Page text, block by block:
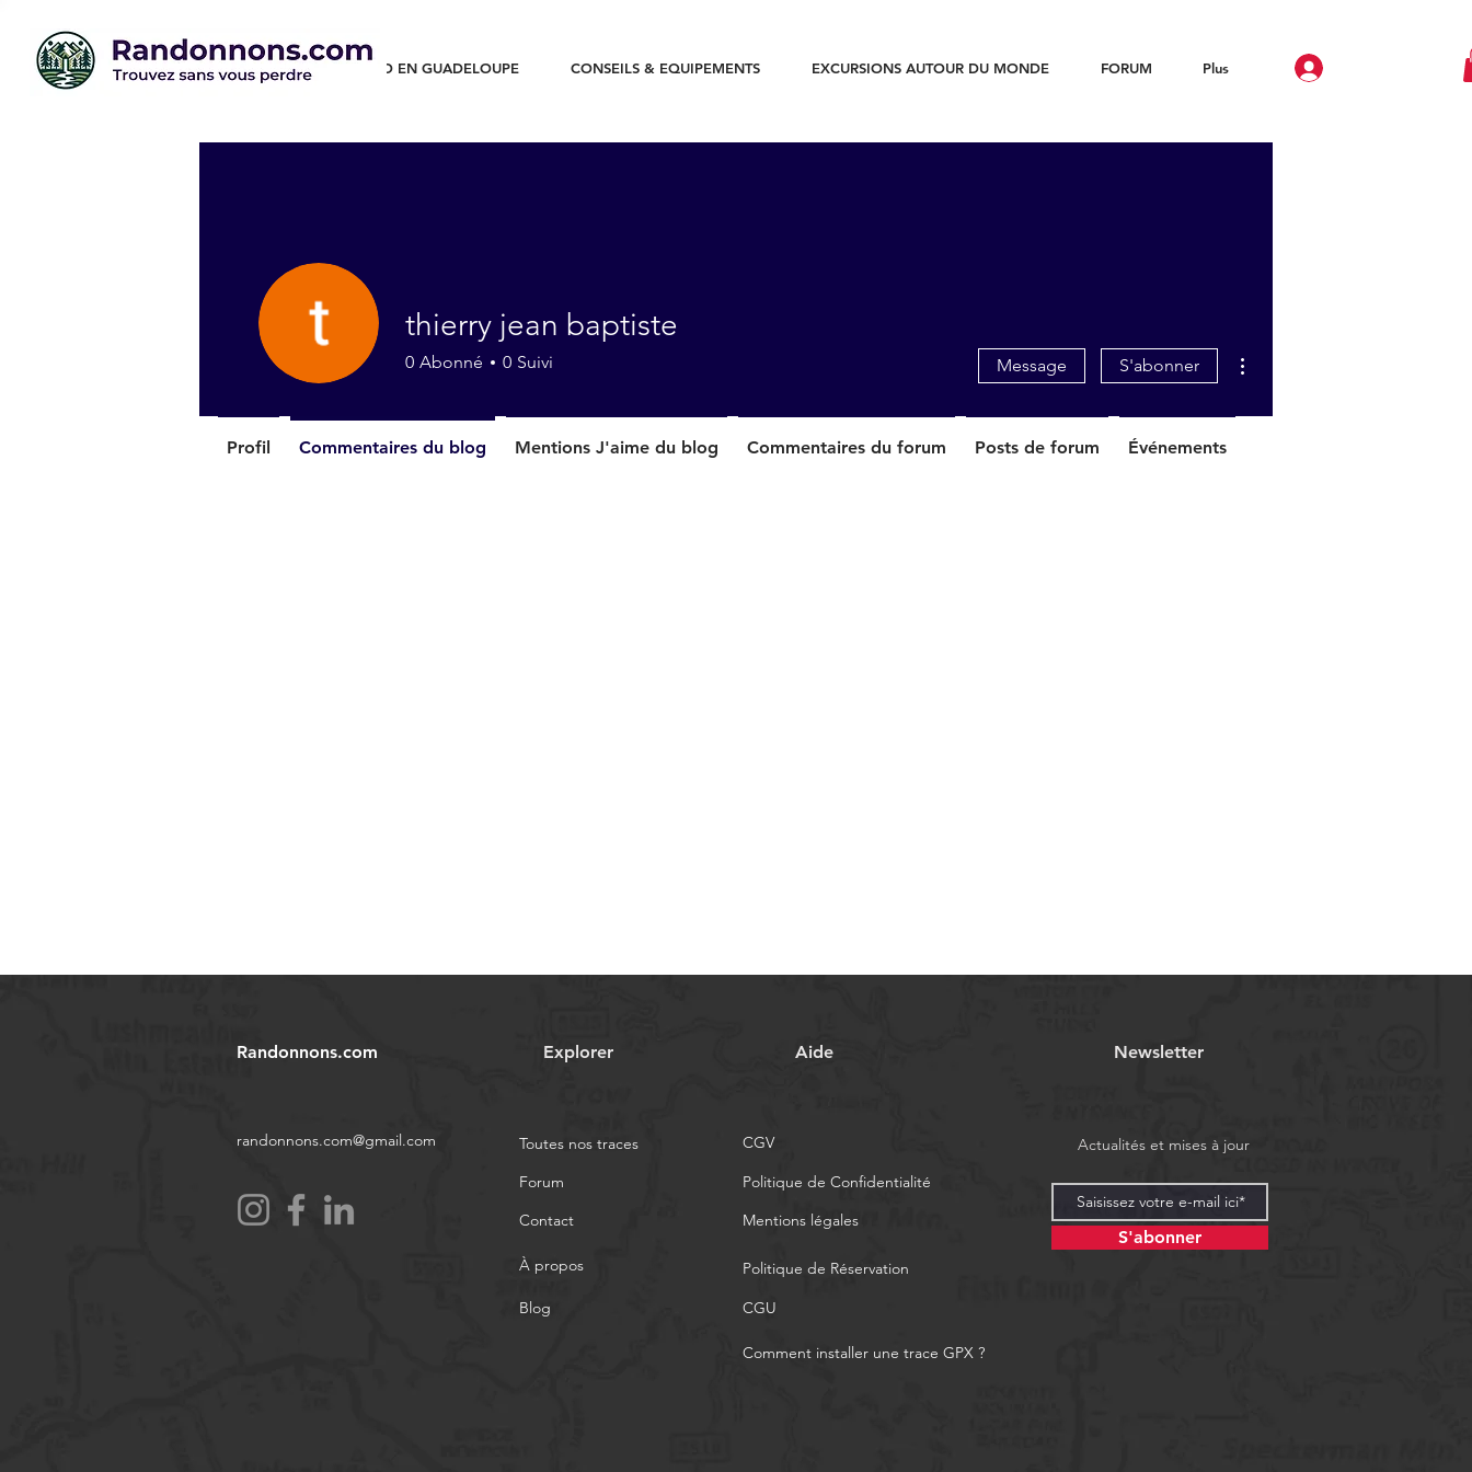
RANDO EN GUADELOUPE CONSEILS & EQUIPEMENTS EXCURSIONS AUTOUR DU MONDE FORUM Plus
thierry jean baptiste
0 Abonné 0 Suivi Message S'abonner
Profil Commentaires du blog Mentions J'aime du blog Commentaires du forum Posts de forum Événements
Randonnons.com
randonnons.com@gmail.com
Explorer
Toutes nos traces
Forum
Contact
À propos
Blog
Aide
CGV
Politique de Confidentialité
Mentions légales
Politique de Réservation
CGU
Newsletter
Actualités et mises à jour
S'abonner
Comment installer une trace GPX ?